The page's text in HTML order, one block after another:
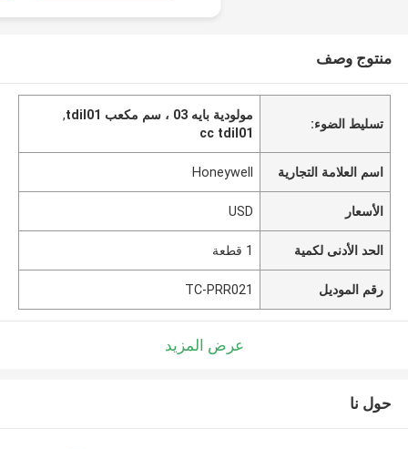
منتوج وصف
تسليط الضوء:
مولودية بايه 03 ، سم مكعب tdil01
,
cc tdil01
اسم العلامة التجارية Honeywell
الأسعار USD
الحد الأدنى لكمية 1 قطعة
رقم الموديل TC-PRR021
عرض المزيد
حول نا